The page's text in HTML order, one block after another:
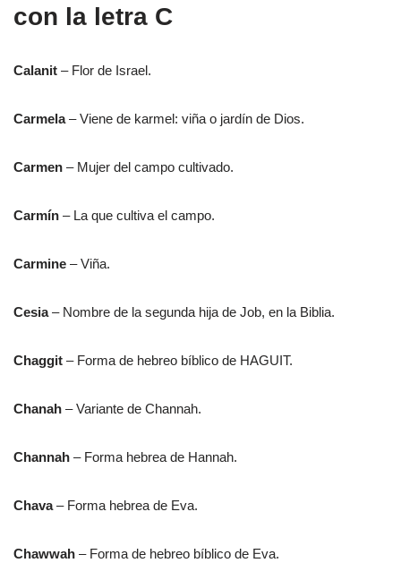
con la letra C
Calanit – Flor de Israel.
Carmela– Viene de karmel: viña o jardín de Dios.
Carmen – Mujer del campo cultivado.
Carmín – La que cultiva el campo.
Carmine – Viña.
Cesia– Nombre de la segunda hija de Job, en la Biblia.
Chaggit – Forma de hebreo bíblico de HAGUIT.
Chanah – Variante de Channah.
Channah – Forma hebrea de Hannah.
Chava– Forma hebrea de Eva.
Chawwah – Forma de hebreo bíblico de Eva.